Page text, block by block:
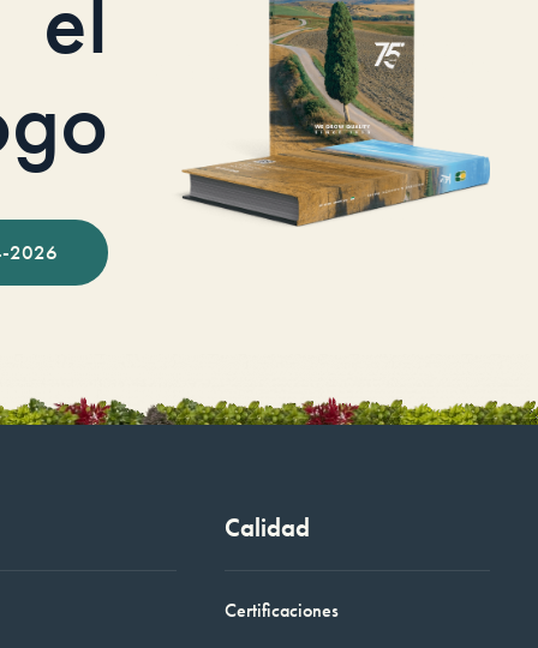
2026
Calidad
Certificaciones